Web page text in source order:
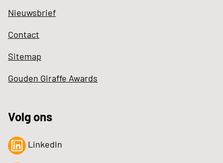
Nieuwsbrief
Contact
Sitemap
Gouden Giraffe Awards
Volg ons
LinkedIn